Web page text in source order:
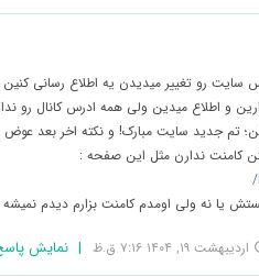
رو تغییر میدیدن یه اطلاع رسانی کنین
و اطلاع میدین ولی همه ادرس کانال رو
تم جدید سایت مبارک! و نکته اخر بعد
کامنت ندارن مثل این صفحه :
یا نه ولی اومدم کامنت بزارم دیدم نمیشه
اردیبهشت ۱۹, ۱۴۰۴ ۷:۱۶ ق.ظ | نمایش